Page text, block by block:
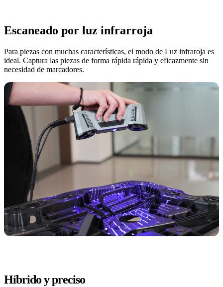
Escaneado por luz infrarroja
Para piezas con muchas características, el modo de Luz infraroja es
ideal. Captura las piezas de forma rápida rápida y eficazmente sin
necesidad de marcadores.
Híbrido y preciso